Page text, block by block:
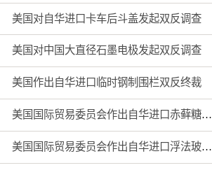
美国对自华进口卡车后斗盖发起双反调查
美国对中国大直径石墨电极发起双反调查
美国作出自华进口临时钢制围栏双反终裁
美国国际贸易委员会作出自华进口赤藓糖醇双反产业损害终裁
美国国际贸易委员会作出自华进口浮法玻璃制品双反产业损害终裁